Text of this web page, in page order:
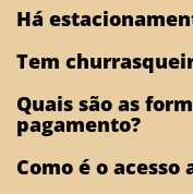
Há
Tem
Quais são as
pagamento?
Como é o acesso